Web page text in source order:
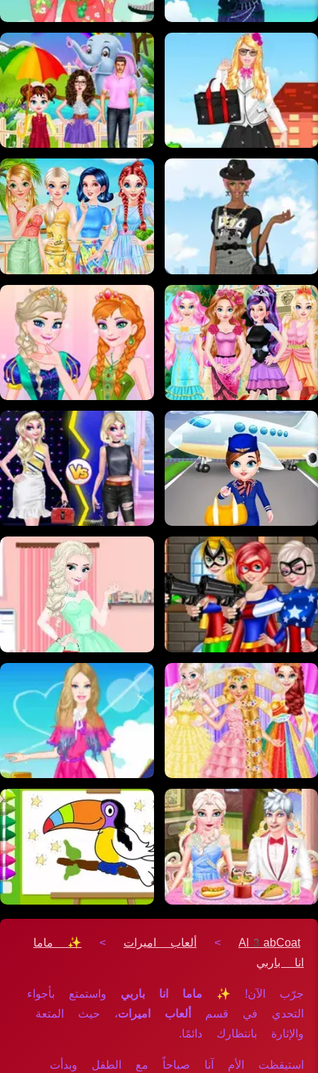
Al3abCoat
> ألعاب اميرات >
✨ ماما
انا باربي
جرّب الآن! ✨ ماما انا باربي واستمتع بأجواء
التحدي في قسم
ألعاب اميرات، حيث المتعة
والإثارة بانتظارك دائمًا.
استيقظت الأم آنا صباحاً مع الطفل وبدأت